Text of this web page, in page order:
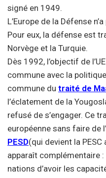
signé en 1949.
L’Europe de la Défense
Pour eux, la défense est
Norvège et la Turquie.
Dès 1992, l’objectif de
commune avec la
commune du traité de
l’éclatement de la
refusé de s’engager. Ce
européenne sans faire de
PESD(qui devient la
apparaît complémentaire
nations d’avoir les